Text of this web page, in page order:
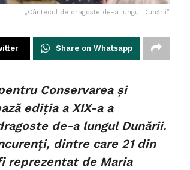
„Cântecul de dragoste de-a lungul Dunării”
Share on Whatsapp
Conservarea și
ediția a XIX-a a
de-a lungul Dunării.
dintre care 21 din
reprezentat de Maria